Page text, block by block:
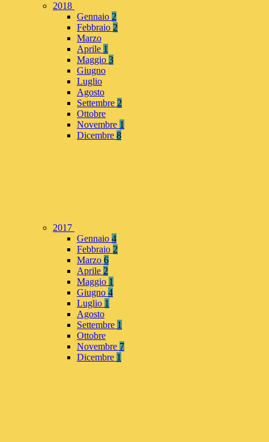
2018
Gennaio 2
Febbraio 2
Marzo
Aprile 1
Maggio 3
Giugno
Luglio
Agosto
Settembre 2
Ottobre
Novembre 1
Dicembre 8
2017
Gennaio 4
Febbraio 2
Marzo 6
Aprile 2
Maggio 1
Giugno 4
Luglio 1
Agosto
Settembre 1
Ottobre
Novembre 7
Dicembre 1